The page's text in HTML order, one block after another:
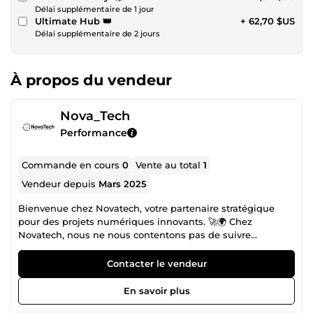
Délai supplémentaire de 1 jour
Ultimate Hub 👑
Délai supplémentaire de 2 jours
+ 62,70 $US
À propos du vendeur
Nova_Tech
Performance
Commande en cours0 Vente au total1
Vendeur depuis Mars 2025
Bienvenue chez Novatech, votre partenaire stratégique
pour des projets numériques innovants. 🚀🌍 Chez
Novatech, nous ne nous contentons pas de suivre
l’évolution technologique, nous en sommes les créateurs.
Notre mission est simple : transformer vos idées en
solutions digitales performantes et durables, parfaitement
en phase avec vos objectifs d’affaires. Nos domaines
d'expertise : Développement web &amp; mobile 💻📱 : Des
Contacter le vendeur
En savoir plus